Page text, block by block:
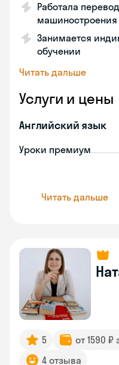
Работала
машиностроения
Занимается
обучении
Читать дальше
Услуги и цены
Английский язык
Уроки премиум
Читать дальше
5 от 1590 ₽
4 отзыва